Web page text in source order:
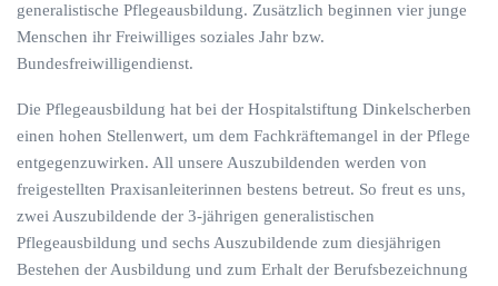
generalistische Pflegeausbildung. Zusätzlich beginnen vier junge
Menschen ihr Freiwilliges soziales Jahr bzw.
Bundesfreiwilligendienst.
Die Pflegeausbildung hat bei der Hospitalstiftung Dinkelscherben
einen hohen Stellenwert, um dem Fachkräftemangel in der Pflege
entgegenzuwirken. All unsere Auszubildenden werden von
freigestellten Praxisanleiterinnen bestens betreut. So freut es uns,
zwei Auszubildende der 3-jährigen generalistischen
Pflegeausbildung und sechs Auszubildende zum diesjährigen
Bestehen der Ausbildung und zum Erhalt der Berufsbezeichnung